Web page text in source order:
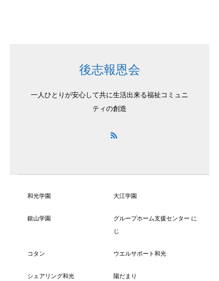
後志報恩会
一人ひとりが安心して共に生活出来る福祉コミュニ
ティの創造
和光学園 大江学園
銀山学園
グループホーム支援センター に
じ
コタン ウエルサポート和光
シェアリング和光 陽だまり